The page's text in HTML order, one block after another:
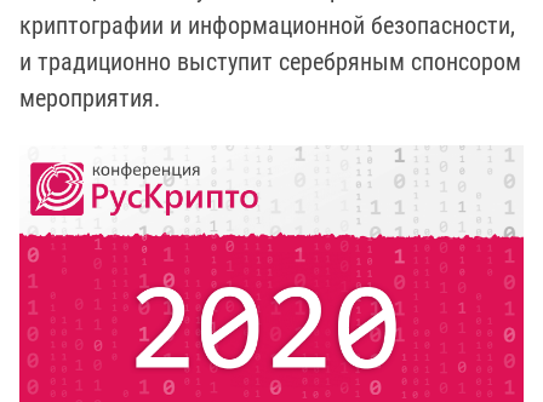
криптографии и информационной безопасности,
и традиционно выступит серебряным спонсором
мероприятия.